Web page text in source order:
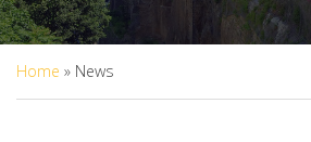
Home » News